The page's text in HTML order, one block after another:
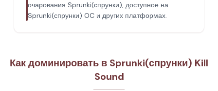
очарования Sprunki(спрунки), доступное на
Sprunki(спрунки) OC и других платформах.
Как доминировать в Sprunki(спрунки) Kill
Sound